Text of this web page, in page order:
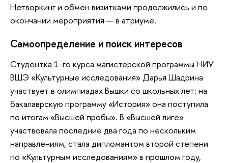
Нетворкинг и обмен визитками продолжились и по
окончании мероприятия — в атриуме.
Самоопределение и поиск интересов
Студентка 1-го курса магистерской программы НИУ
ВШЭ «Культурные исследования» Дарья Шадрина
участвует в олимпиадах Вышки со школьных лет: на
бакалаврскую программу «История» она поступила
по итогам «Высшей пробы». В «Высшей лиге»
участвовала последние два года по нескольким
направлениям, стала дипломантом второй степени
по «Культурным исследованиям» в прошлом году,